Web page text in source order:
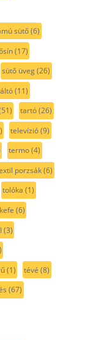
sütő(6)
(17)
sütő üveg(26)
(11)
tartó(26)
televízió(9)
termo(4)
porzsák(6)
tolóka (1)
(6)
(3)
(1) tévé (8)
(67)